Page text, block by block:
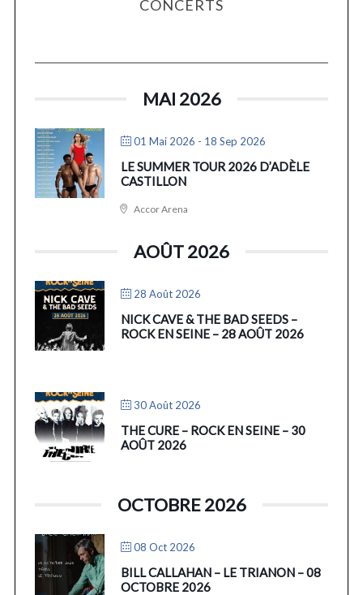
CONCERTS
MAI 2026
01 Mai 2026 - 18 Sep 2026
LE SUMMER TOUR 2026 D’ADÈLE
CASTILLON
Accor Arena
AOÛT 2026
28 Août 2026
NICK CAVE & THE BAD SEEDS –
ROCK EN SEINE – 28 AOÛT 2026
30 Août 2026
THE CURE – ROCK EN SEINE – 30
AOÛT 2026
OCTOBRE 2026
08 Oct 2026
BILL CALLAHAN – LE TRIANON – 08
OCTOBRE 2026